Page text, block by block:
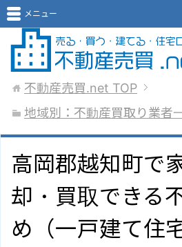
メニュー
不動産売買.net TOP
地域別：不動産買取り業者
高岡郡越知町で
却・買取できる
め（一戸建て住